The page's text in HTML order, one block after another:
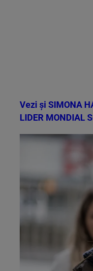
Vezi și SIMONA
LIDER MONDIAL